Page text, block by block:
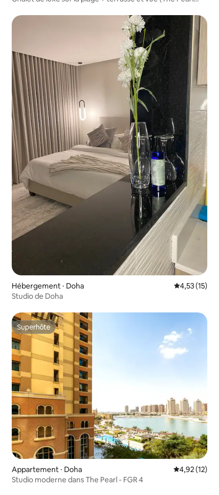
Hébergement ⋅ Doha Évaluation
4,53 (15)
Studio de Doha
Superhôte
Superhôte
Appartement ⋅ Doha Évaluation
4,92 (12)
Studio moderne dans The Pearl - FGR 4